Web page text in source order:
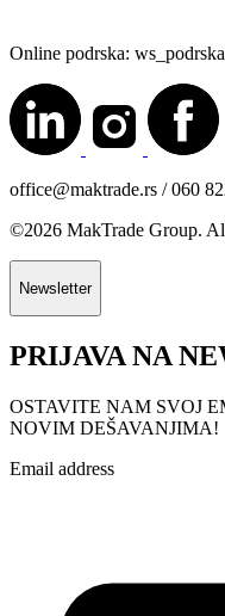
Online podrska:
office@maktrade.rs / 060
©2026 MakTrade Group.
Newsletter
PRIJAVA NA
OSTAVITE NAM SVOJ
NOVIM DEŠAVANJIMA!
Email address